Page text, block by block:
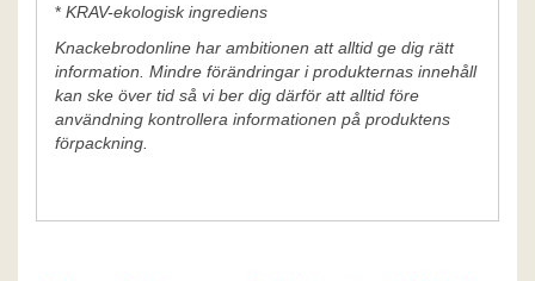
* KRAV-ekologisk ingrediens
Knackebrodonline har ambitionen att alltid ge dig rätt
information. Mindre förändringar i produkternas innehåll
kan ske över tid så vi ber dig därför att alltid före
användning kontrollera informationen på produktens
förpackning.